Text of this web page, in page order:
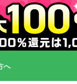
へ